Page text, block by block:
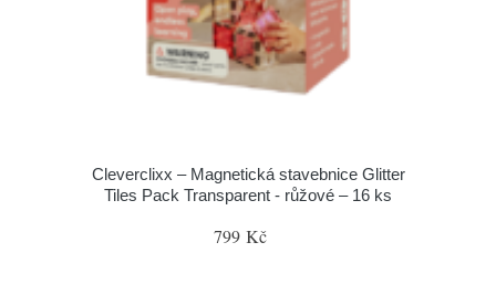
Cleverclixx – Magnetická stavebnice Glitter
Tiles Pack Transparent - růžové – 16 ks
799 Kč